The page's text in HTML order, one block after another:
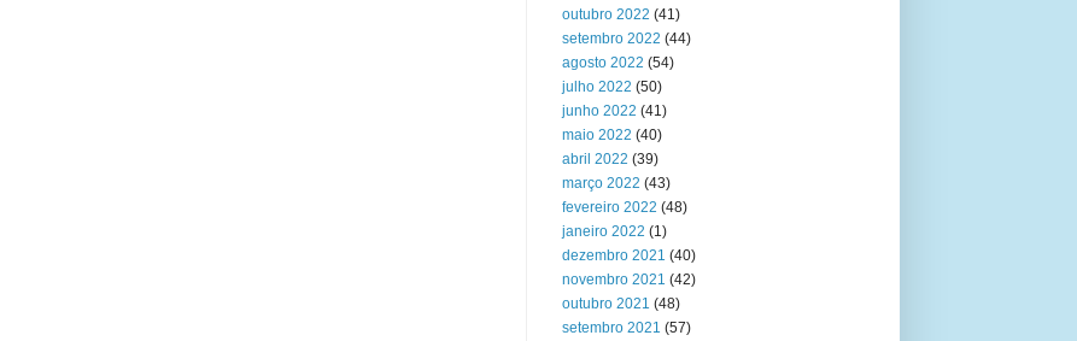
outubro 2022 (41)
setembro 2022 (44)
agosto 2022 (54)
julho 2022 (50)
junho 2022 (41)
maio 2022 (40)
abril 2022 (39)
março 2022 (43)
fevereiro 2022 (48)
janeiro 2022 (1)
dezembro 2021 (40)
novembro 2021 (42)
outubro 2021 (48)
setembro 2021 (57)